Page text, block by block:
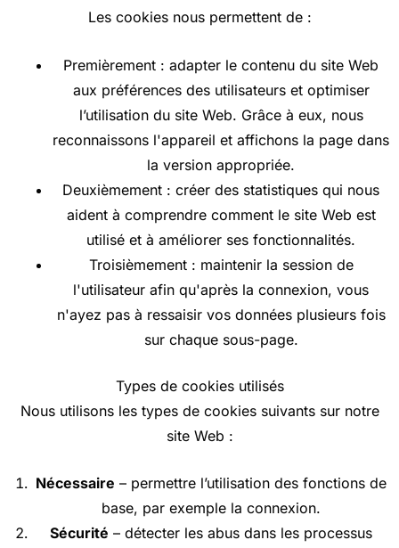
Les cookies nous permettent de :
Premièrement : adapter le contenu du site Web
aux préférences des utilisateurs et optimiser
l’utilisation du site Web. Grâce à eux, nous
reconnaissons l'appareil et affichons la page dans
la version appropriée.
Deuxièmement : créer des statistiques qui nous
aident à comprendre comment le site Web est
utilisé et à améliorer ses fonctionnalités.
Troisièmement : maintenir la session de
l'utilisateur afin qu'après la connexion, vous
n'ayez pas à ressaisir vos données plusieurs fois
sur chaque sous-page.
Types de cookies utilisés
Nous utilisons les types de cookies suivants sur notre
site Web :
Nécessaire – permettre l’utilisation des fonctions de
base, par exemple la connexion.
Sécurité – détecter les abus dans les processus